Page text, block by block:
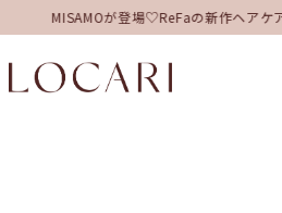
MISAMOが登場♡ReFaの新作ヘアケ